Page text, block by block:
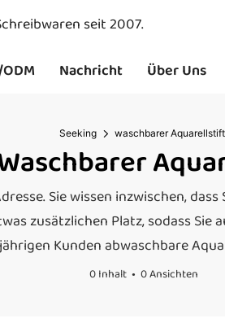
seit 2007.
Nachricht Über Uns
Seeking waschbarer Aquarellstift
Sie wissen inzwischen,
zusätzlichen Platz, sodass
Kunden abwaschbare
0 Inhalt 0 Ansichten